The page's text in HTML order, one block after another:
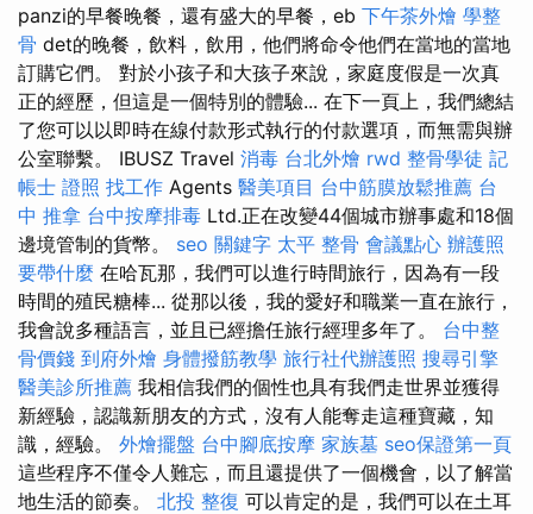
panzi的早餐晚餐，還有盛大的早餐，eb 下午茶外燴 學整
骨 det的晚餐，飲料，飲用，他們將命令他們在當地的當地
訂購它們。 對於小孩子和大孩子來說，家庭度假是一次真
正的經歷，但這是一個特別的體驗... 在下一頁上，我們總結
了您可以以即時在線付款形式執行的付款選項，而無需與辦
公室聯繫。 IBUSZ Travel 消毒 台北外燴 rwd 整骨學徒 記
帳士 證照 找工作 Agents 醫美項目 台中筋膜放鬆推薦 台
中 推拿 台中按摩排毒 Ltd.正在改變44個城市辦事處和18個
邊境管制的貨幣。 seo 關鍵字 太平 整骨 會議點心 辦護照
要帶什麼 在哈瓦那，我們可以進行時間旅行，因為有一段
時間的殖民糖棒... 從那以後，我的愛好和職業一直在旅行，
我會說多種語言，並且已經擔任旅行經理多年了。 台中整
骨價錢 到府外燴 身體撥筋教學 旅行社代辦護照 搜尋引擎
醫美診所推薦 我相信我們的個性也具有我們走世界並獲得
新經驗，認識新朋友的方式，沒有人能奪走這種寶藏，知
識，經驗。 外燴擺盤 台中腳底按摩 家族墓 seo保證第一頁
這些程序不僅令人難忘，而且還提供了一個機會，以了解當
地生活的節奏。 北投 整復 可以肯定的是，我們可以在土耳